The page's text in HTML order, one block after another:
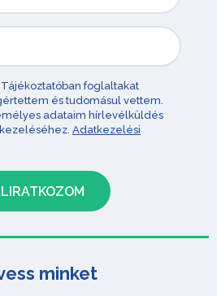
foglaltakat
és tudomásul vettem.
adataim hírlevélküldés
Adatkezelési
minket